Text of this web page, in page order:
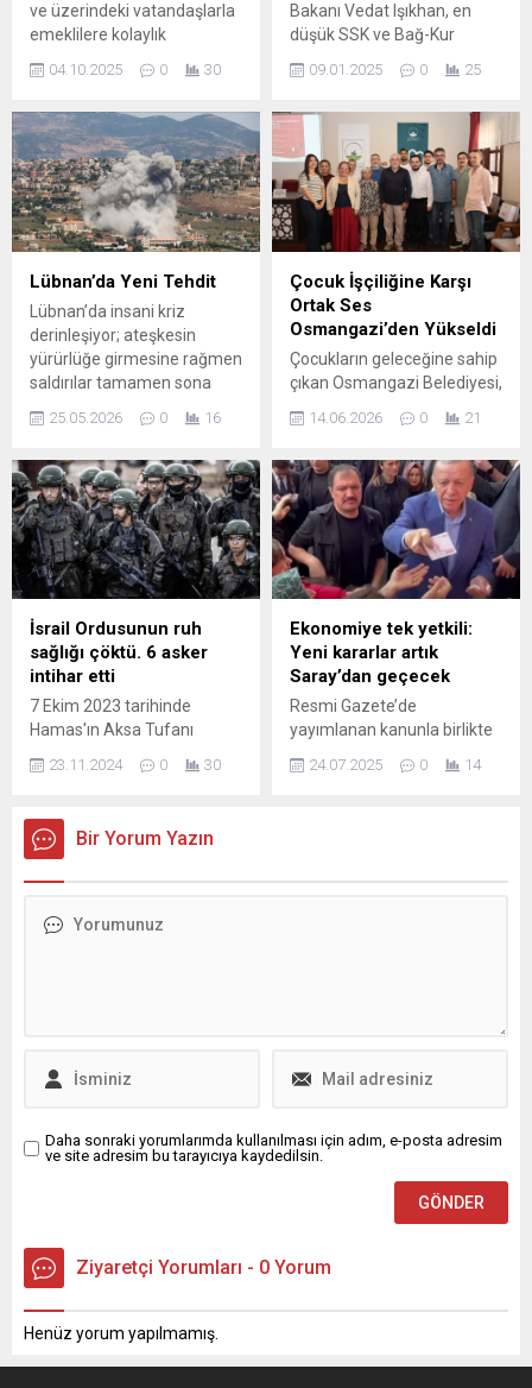
ve üzerindeki vatandaşlarla
emeklilere kolaylık
hizmet ya indirimli olarak ya
taşıma araçlarından kültürel
mekânlara uzanan hizmet
alım destekleri hem
ekonomik hem de ...
04.10.2025 0 30
Bakanı Vedat Işıkhan, en
düşük SSK ve Bağ-Kur
15.75 artışla 14 bin 469
açıkladı. Tüm Emeklilerin
Sendikası Borçka Temsilcisi
Selahattin Sancak Şahin,
1969 liralık artışa tepki ...
09.01.2025 0 25
Lübnan’da Yeni Tehdit
Lübnan’da insani kriz
derinleşiyor; ateşkesin
yürürlüğe girmesine rağmen
saldırılar tamamen sona
açıklamaları bölge sakinleri
İsrail Ordu Sözcüsü Avichay
Adraee sosyal medya
üzerinden, güneydeki Sur
kenti ve çevresindeki
mülteci kampları ile Reşidiye
bölgesinin hedef alınacağını
duyurdu. Hedef Bölgeler ve
Tahliye Uyarısı Sur ve
çevresindeki...
25.05.2026 0 16
Çocuk İşçiliğine Karşı
Ortak Ses
Osmangazi’den Yükseldi
Çocukların geleceğine sahip
çıkan Osmangazi Belediyesi,
Geleceğimizi Korumalıyız!”
düzenledi. Çocukların sağlıklı
bireyler olarak yetişmesinin
vurgulandığı sempozyumda
çocuk işçiliğinin sağlık,
eğitim ve hukuk boyutları
uzman isimler tarafından
ele alındı. Çocukların daha
güvenli, sağlıklı ve umut dolu
bir geleceğe sahip olması
adına yürüttüğü sosyal
belediyecilik çalışmalarına
büyük...
14.06.2026 0 21
İsrail Ordusunun ruh
sağlığı çöktü. 6 asker
intihar etti
7 Ekim 2023 tarihinde
Hamas'ın Aksa Tufanı
harekatını başlatmasının
ardından İsrail güçlerinin
denizden saldırmaları
sonucunda on binlerce sivil
saldırılar sonucunda 40 bini
23.11.2024 0 30
Ekonomiye tek yetkili:
Yeni kararlar artık
Saray’dan geçecek
Resmi Gazete’de
yayımlanan kanunla birlikte
Cumhurbaşkanı; döviz,
kıymetli maden, hisse
24.07.2025 0 14
Bir Yorum Yazın
Daha sonraki yorumlarımda kullanılması için adım, e-posta adresim
ve site adresim bu tarayıcıya kaydedilsin.
Ziyaretçi Yorumları - 0 Yorum
Henüz yorum yapılmamış.